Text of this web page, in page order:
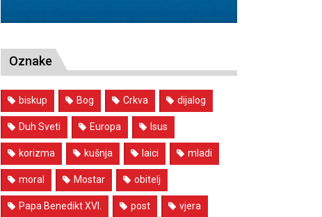
Oznake
biskup Bog Crkva dijalog
Duh Sveti Europa Isus
korizma kušnja laici mladi
moral Mostar obitelj
Papa Benedikt XVI. post vjera